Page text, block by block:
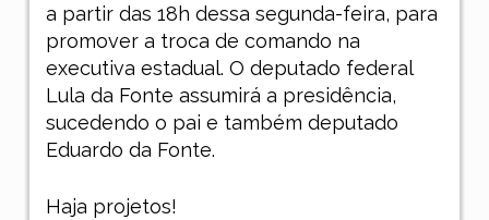
a partir das 18h dessa segunda-feira, para
promover a troca de comando na
executiva estadual. O deputado federal
Lula da Fonte assumirá a presidência,
sucedendo o pai e também deputado
Eduardo da Fonte.
Haja projetos!